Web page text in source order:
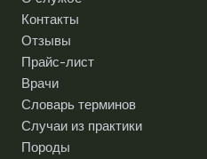
Контакты
Отзывы
Прайс-лист
Врачи
Словарь терминов
Случаи из практики
Породы